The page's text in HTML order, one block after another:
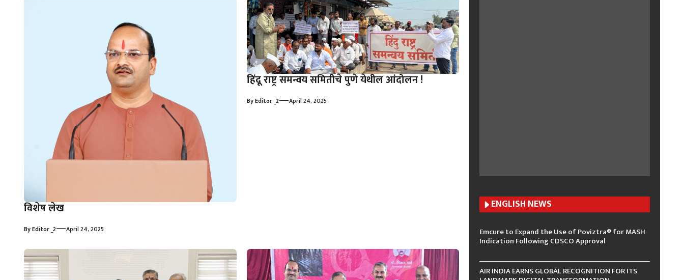
विशेष लेख
ByEditor _2—April 24, 2025
हिंदू राष्ट्र समन्वय समितीचे पुणे येथील आंदोलन !
ByEditor _2—April 24, 2025
ENGLISH NEWS
Emcure to Expand the Use of Poviztra® for MASH
Indication Following CDSCO Approval
AIR INDIA EARNS GLOBAL RECOGNITION FOR ITS